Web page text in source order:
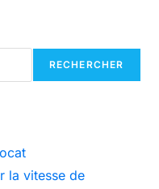
RECHERCHER
la vitesse de